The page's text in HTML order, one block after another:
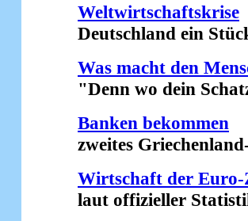
Weltwirtschaftskrise
Deutschland ein
Was macht den
"Denn wo dein
Banken bekommen
zweites
Wirtschaft der
laut offizieller